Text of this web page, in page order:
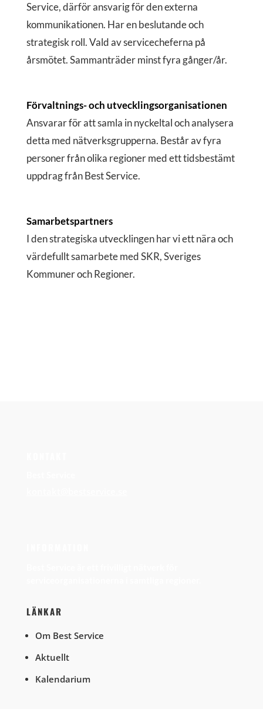
Service, därför ansvarig för den externa
kommunikationen. Har en beslutande och
strategisk roll. Vald av servicecheferna på
årsmötet. Sammanträder minst fyra gånger/år.
Förvaltnings- och utvecklingsorganisationen
Ansvarar för att samla in nyckeltal och analysera
detta med nätverksgrupperna. Består av fyra
personer från olika regioner med ett tidsbestämt
uppdrag från Best Service.
Samarbetspartners
I den strategiska utvecklingen har vi ett nära och
värdefullt samarbete med SKR, Sveriges
Kommuner och Regioner.
LÄNKAR
Om Best Service
Aktuellt
Kalendarium